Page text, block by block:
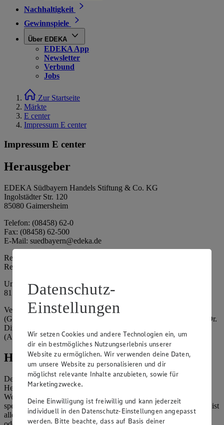
Nachhaltigkeit
Gewinnspiele
Über EDEKA
EDEKA App
Newsletter
Verbund
Jobs
Zur Startseite
Märkte
E center
Impressum E center
Impressum E center
Herausgeber
EDEKA Südbayern Handels Stiftung & Co. KG
Ingolstädter Str. 120
85080 Gaimersheim
Telefon: (08458) 62-0
Fax: (08458) 62-500
E-Mail: suedbayern@edeka.de
Registergericht: Amtsgericht Ingolstadt
Registernummer: HRA 3325
Umsatzsteuer-Identifikationsnummer gem. § 27a UStG: DE
815764015
Vertretungsberechtigte: EDEKA Südbayern Handelsstiftung
(Gesellschafter), Claus Hollinger (Vorstandsmitglied, Sprecher), Dr.
Dirk Eßmann (Vorstandsmitglied), Leo Schwaiberger
(Aufsichtsratsvorsitzender)
Hinweise
Der Inhalt dieser Website ist urheberrechtlich geschützt. Der
Herausgeber gewährt Ihnen jedoch das Recht, den auf dieser
Website bereitgestellten Text ganz oder ausschnittsweise zu
speichern und zu vervielfältigen. Aus Gründen des Urheberrechts ist
allerdings die Speicherung und Vervielfältigung von Bildmaterial
Datenschutz-
Einstellungen
Wir setzen Cookies und andere Technologien ein, um
dir ein bestmögliches Nutzungserlebnis unserer
Website zu ermöglichen. Wir verwenden deine Daten,
um unsere Website zu personalisieren und dir
möglichst relevante Inhalte anzubieten, sowie für
Marketingzwecke.
Deine Einwilligung ist freiwillig und kann jederzeit
individuell in den Datenschutz-Einstellungen angepasst
werden. Bitte beachte, dass auf Basis deiner